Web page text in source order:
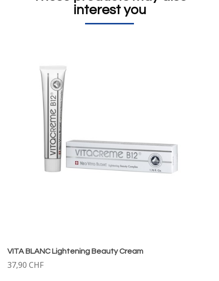
interest you
VITA BLANC Lightening Beauty Cream
37,90 CHF